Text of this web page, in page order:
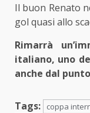
Il buon Renato
gol quasi allo
Rimarrà
italiano, uno
anche dal
Tags: coppa